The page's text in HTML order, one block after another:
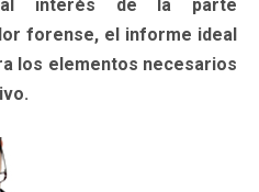
al interés de la parte
forense, el informe ideal
los elementos necesarios